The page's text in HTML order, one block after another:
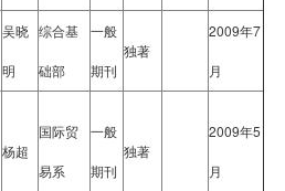
吴晓
明
综合基
础部
一般
期刊
独著
2009年7
月
杨超
国际贸
易系
一般
期刊
独著
2009年5
月